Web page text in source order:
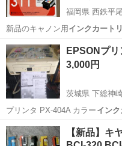
福岡県 西鉄平
新品のキャノン用 インクカート
福岡 福岡市 西鉄平尾駅
EPSONプリ
3,000円
茨城県 下総神
プリンタ PX-404A カラー イン
400枚付…
茨城 稲敷郡 下総神崎駅
【新品】キ